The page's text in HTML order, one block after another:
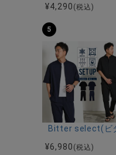
¥4,290 (税込)
5
Bitter select(ビ
¥6,980 (税込)